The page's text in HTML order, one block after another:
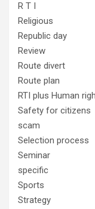
R T I
Religious
Republic day
Review
Route divert
Route plan
RTI plus Human
Safety for citizens
scam
Selection process
Seminar
specific
Sports
Strategy